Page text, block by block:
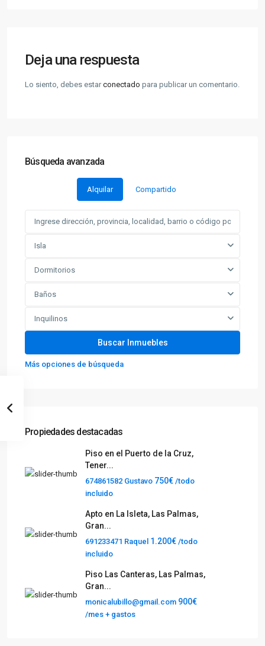
Deja una respuesta
Lo siento, debes estarconectado para publicar un comentario.
Búsqueda avanzada
Alquilar Compartido
Isla
Dormitorios
Baños
Inquilinos
Más opciones de búsqueda
Propiedades destacadas
Piso en el Puerto de la Cruz,
Tener...
674861582 Gustavo 750€ /todo
incluido
Apto en La Isleta, Las Palmas,
Gran...
691233471 Raquel 1.200€ /todo
incluido
Piso Las Canteras, Las Palmas,
Gran...
monicalubillo@gmail.com 900€
/mes + gastos